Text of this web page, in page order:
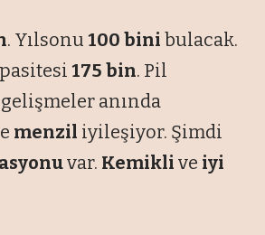
. Yılsonu 100 bini bulacak.
175 bin. Pil
anında
menzil iyileşiyor. Şimdi
var. Kemikli ve iyi